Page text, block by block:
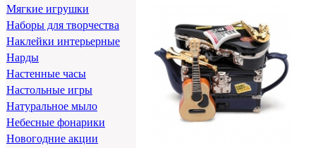
Мягкие игрушки
Наборы для творчества
Наклейки интерьерные
Нарды
Настенные часы
Настольные игры
Натуральное мыло
Небесные фонарики
Новогодние акции